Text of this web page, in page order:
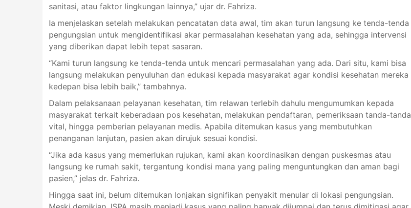
sanitasi, atau faktor lingkungan lainnya,” ujar dr. Fahriza.
Ia menjelaskan setelah melakukan pencatatan data awal, tim akan turun langsung ke tenda-tenda
pengungsian untuk mengidentifikasi akar permasalahan kesehatan yang ada, sehingga intervensi
yang diberikan dapat lebih tepat sasaran.
“Kami turun langsung ke tenda-tenda untuk mencari permasalahan yang ada. Dari situ, kami bisa
langsung melakukan penyuluhan dan edukasi kepada masyarakat agar kondisi kesehatan mereka
kedepan bisa lebih baik,” tambahnya.
Dalam pelaksanaan pelayanan kesehatan, tim relawan terlebih dahulu mengumumkan kepada
masyarakat terkait keberadaan pos kesehatan, melakukan pendaftaran, pemeriksaan tanda-tanda
vital, hingga pemberian pelayanan medis. Apabila ditemukan kasus yang membutuhkan
penanganan lanjutan, pasien akan dirujuk sesuai kondisi.
“Jika ada kasus yang memerlukan rujukan, kami akan koordinasikan dengan puskesmas atau
langsung ke rumah sakit, tergantung kondisi mana yang paling menguntungkan dan aman bagi
pasien,” jelas dr. Fahriza.
Hingga saat ini, belum ditemukan lonjakan signifikan penyakit menular di lokasi pengungsian.